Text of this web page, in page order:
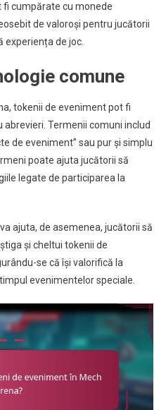
fi cumpărate cu monede
de valoroși pentru jucătorii
experiența de joc.
comune
tokenii de eveniment pot fi
Termenii comuni includ
de eveniment” sau pur și simplu
poate ajuta jucătorii să
legate de participarea la
ajuta, de asemenea, jucătorii să
și cheltui tokenii de
se că își valorifică la
evenimentelor speciale.